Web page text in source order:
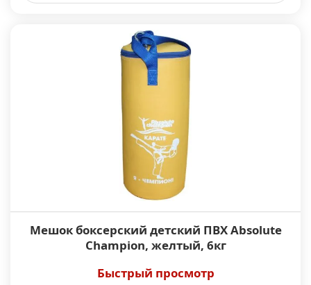
Мешок боксерский детский ПВХ Absolute
Champion, желтый, 6кг
Быстрый просмотр